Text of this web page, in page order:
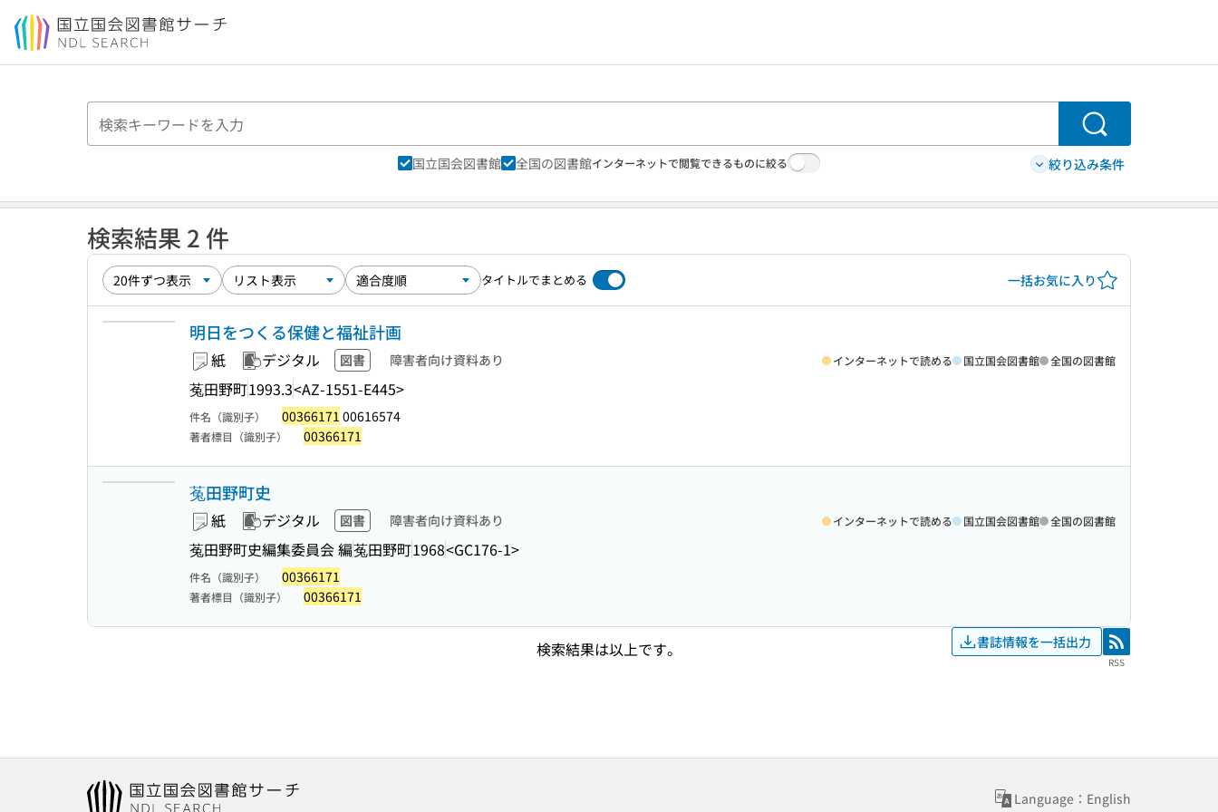
本文へ移動
検索
国立国会図書館 全国の図書館インターネットで閲覧できるものに絞る 絞り込み条件
検索結果 2 件
タイトルでまとめる 一括お気に入り
明日をつくる保健と福祉計画
紙 デジタル 図書 障害者向け資料あり
菟田野町1993.3<AZ-1551-E445>
インターネットで読める 国立国会図書館 全国の図書館
件名（識別子） 00366171 00616574
著者標目（識別子） 00366171
菟田野町史
紙 デジタル 図書 障害者向け資料あり
菟田野町史編集委員会 編菟田野町1968<GC176-1>
インターネットで読める 国立国会図書館 全国の図書館
件名（識別子） 00366171
著者標目（識別子） 00366171
検索結果は以上です。 書誌情報を一括出力 RSS
RSS
Language：English